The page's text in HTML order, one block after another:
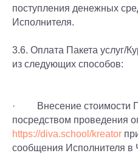
поступления денежных
Исполнителя.
3.6. Оплата Пакета услуг/
из следующих способов:
· Внесение стоимости
посредством проведения
https://diva.school/kreator
сообщения Исполнителя в